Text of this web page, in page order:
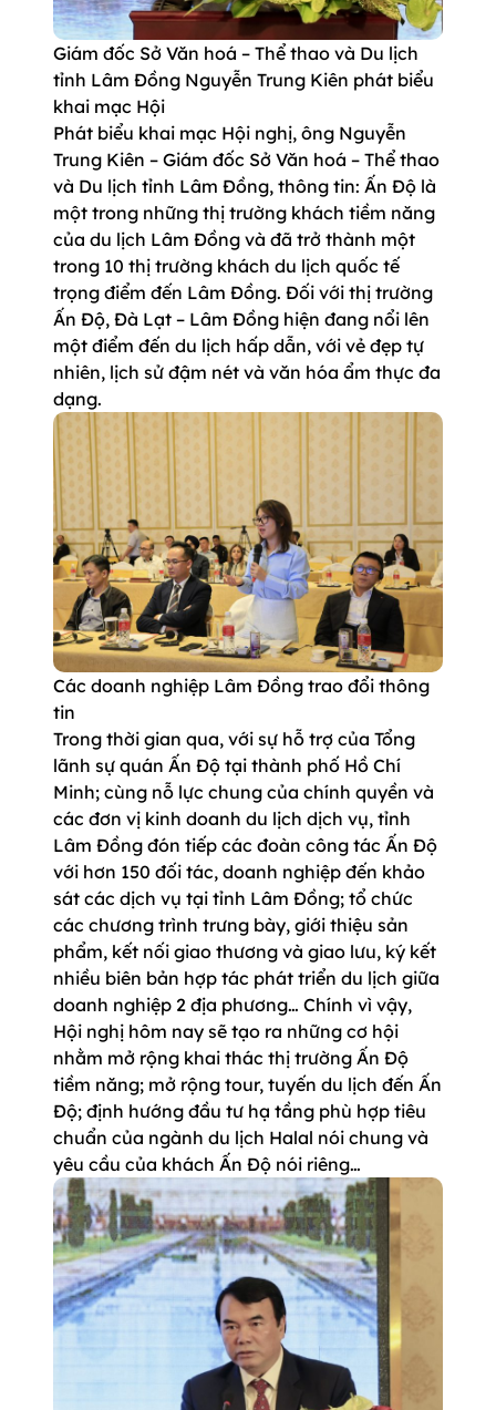
Giám đốc Sở Văn hoá – Thể thao và Du lịch
tỉnh Lâm Đồng Nguyễn Trung Kiên phát biểu
khai mạc Hội
Phát biểu khai mạc Hội nghị, ông Nguyễn
Trung Kiên – Giám đốc Sở Văn hoá – Thể thao
và Du lịch tỉnh Lâm Đồng, thông tin: Ấn Độ là
một trong những thị trường khách tiềm năng
của du lịch Lâm Đồng và đã trở thành một
trong 10 thị trường khách du lịch quốc tế
trọng điểm đến Lâm Đồng. Đối với thị trường
Ấn Độ, Đà Lạt – Lâm Đồng hiện đang nổi lên
một điểm đến du lịch hấp dẫn, với vẻ đẹp tự
nhiên, lịch sử đậm nét và văn hóa ẩm thực đa
dạng.
Các doanh nghiệp Lâm Đồng trao đổi thông
tin
Trong thời gian qua, với sự hỗ trợ của Tổng
lãnh sự quán Ấn Độ tại thành phố Hồ Chí
Minh; cùng nỗ lực chung của chính quyền và
các đơn vị kinh doanh du lịch dịch vụ, tỉnh
Lâm Đồng đón tiếp các đoàn công tác Ấn Độ
với hơn 150 đối tác, doanh nghiệp đến khảo
sát các dịch vụ tại tỉnh Lâm Đồng; tổ chức
các chương trình trưng bày, giới thiệu sản
phẩm, kết nối giao thương và giao lưu, ký kết
nhiều biên bản hợp tác phát triển du lịch giữa
doanh nghiệp 2 địa phương… Chính vì vậy,
Hội nghị hôm nay sẽ tạo ra những cơ hội
nhằm mở rộng khai thác thị trường Ấn Độ
tiềm năng; mở rộng tour, tuyến du lịch đến Ấn
Độ; định hướng đầu tư hạ tầng phù hợp tiêu
chuẩn của ngành du lịch Halal nói chung và
yêu cầu của khách Ấn Độ nói riêng…